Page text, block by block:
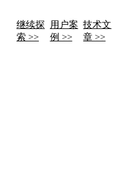
继续探
索 >>
用户案
例 >>
技术文
章 >>